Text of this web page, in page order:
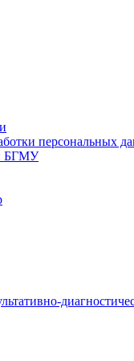
персональных
БГМУ